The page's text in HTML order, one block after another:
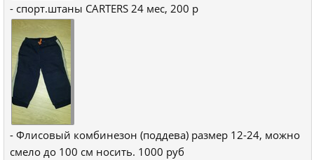
- спорт.штаны CARTERS 24 мес, 200 р
- Флисовый комбинезон (поддева) размер 12-24, можно
смело до 100 см носить. 1000 руб